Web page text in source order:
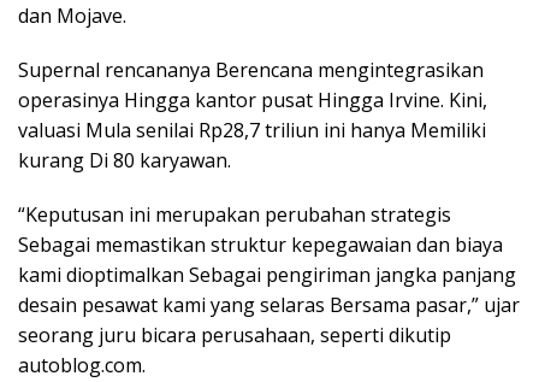
dan Mojave.
Supernal rencananya Berencana mengintegrasikan
operasinya Hingga kantor pusat Hingga Irvine. Kini,
valuasi Mula senilai Rp28,7 triliun ini hanya Memiliki
kurang Di 80 karyawan.
“Keputusan ini merupakan perubahan strategis
Sebagai memastikan struktur kepegawaian dan biaya
kami dioptimalkan Sebagai pengiriman jangka panjang
desain pesawat kami yang selaras Bersama pasar,” ujar
seorang juru bicara perusahaan, seperti dikutip
autoblog.com.